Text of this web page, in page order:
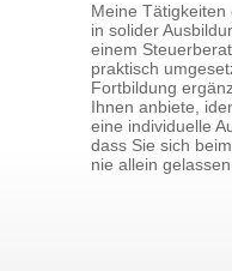
Meine
in solider
einem
praktisch
Fortbildung
Ihnen anbiete,
eine individuelle
dass Sie sich
nie allein gelassen